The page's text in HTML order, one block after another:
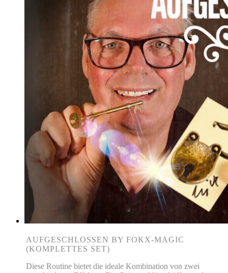
AUFGESCHLOSSEN BY FOKX-MAGIC
(KOMPLETTES SET)
Diese Routine bietet die ideale Kombination von zwei